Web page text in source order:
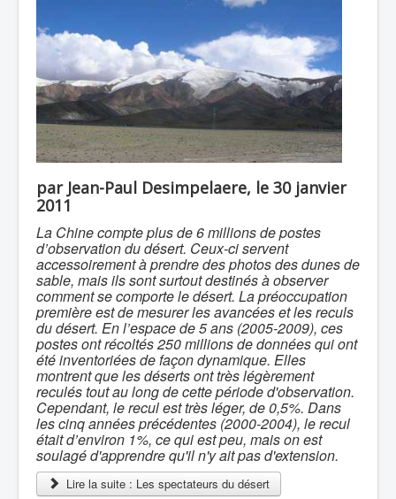
par Jean-Paul Desimpelaere, le 30 janvier
2011
La Chine compte plus de 6 millions de postes
d’observation du désert. Ceux-ci servent
accessoirement à prendre des photos des dunes de
sable, mais ils sont surtout destinés à observer
comment se comporte le désert. La préoccupation
première est de mesurer les avancées et les reculs
du désert. En l’espace de 5 ans (2005-2009), ces
postes ont récoltés 250 millions de données qui ont
été inventoriées de façon dynamique. Elles
montrent que les déserts ont très légèrement
reculés tout au long de cette période d'observation.
Cependant, le recul est très léger, de 0,5%. Dans
les cinq années précédentes (2000-2004), le recul
était d’environ 1%, ce qui est peu, mais on est
soulagé d'apprendre qu'il n'y ait pas d'extension.
Lire la suite : Les spectateurs du désert